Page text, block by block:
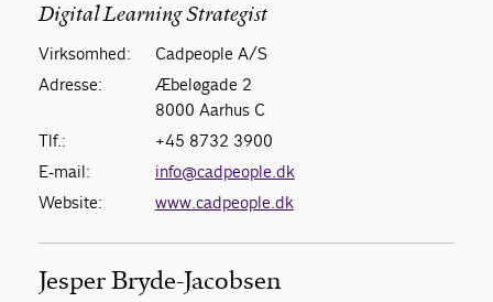
Digital Learning Strategist
Virksomhed:
Cadpeople A/S
Adresse:
Æbeløgade 2
8000 Aarhus C
Tlf.:
+45 8732 3900
E-mail:
info@cadpeople.dk
Website:
www.cadpeople.dk
Jesper Bryde-Jacobsen